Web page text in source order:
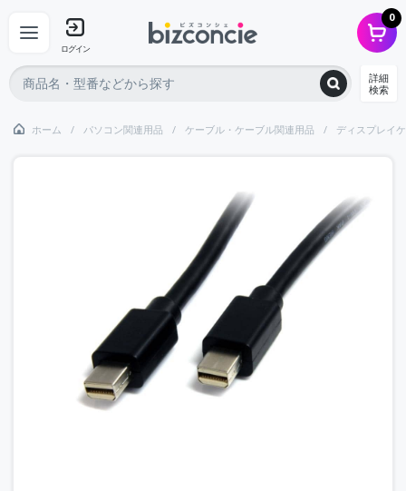
ログイン
0
詳細
検索
ホーム パソコン関連用品 ケーブル・ケーブル関連用品 ディスプレイ